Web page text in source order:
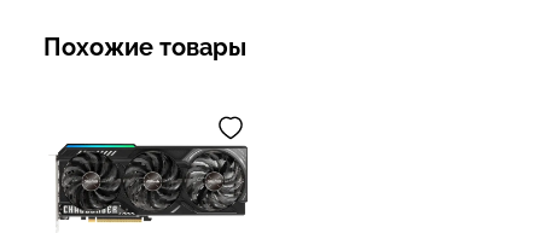
Похожие товары